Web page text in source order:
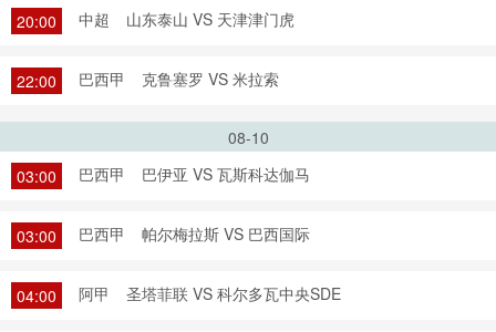
20:00 中超 山东泰山 VS 天津津门虎
22:00 巴西甲 克鲁塞罗 VS 米拉索
08-10
03:00
巴西甲 巴伊亚 VS 瓦斯科达伽马
03:00 巴西甲 帕尔梅拉斯 VS 巴西国际
04:00 阿甲 圣塔菲联 VS 科尔多瓦中央SDE